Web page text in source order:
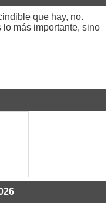
que hay, no.
más importante, sino